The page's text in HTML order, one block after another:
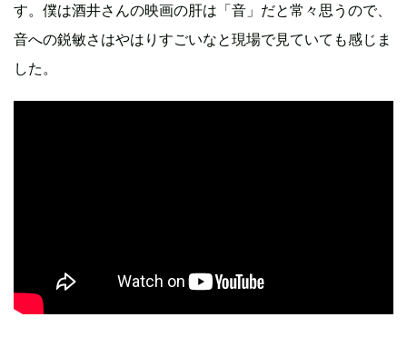
す。僕は酒井さんの映画の肝は「音」だと常々思うので、
音への鋭敏さはやはりすごいなと現場で見ていても感じま
した。